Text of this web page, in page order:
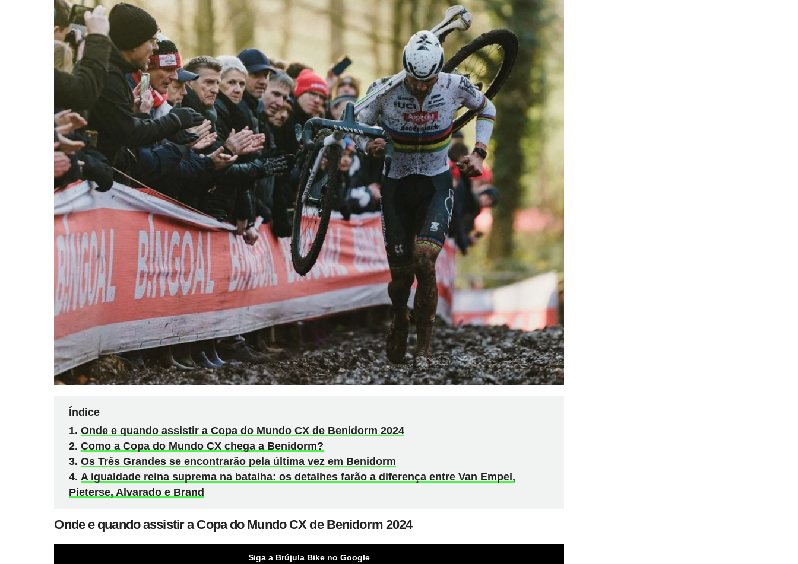
Índice
Onde e quando assistir a Copa do Mundo CX de Benidorm 2024
Como a Copa do Mundo CX chega a Benidorm?
Os Três Grandes se encontrarão pela última vez em Benidorm
A igualdade reina suprema na batalha: os detalhes farão a diferença entre Van Empel,
Pieterse, Alvarado e Brand
Onde e quando assistir a Copa do Mundo CX de Benidorm 2024
Siga a Brújula Bike no Google